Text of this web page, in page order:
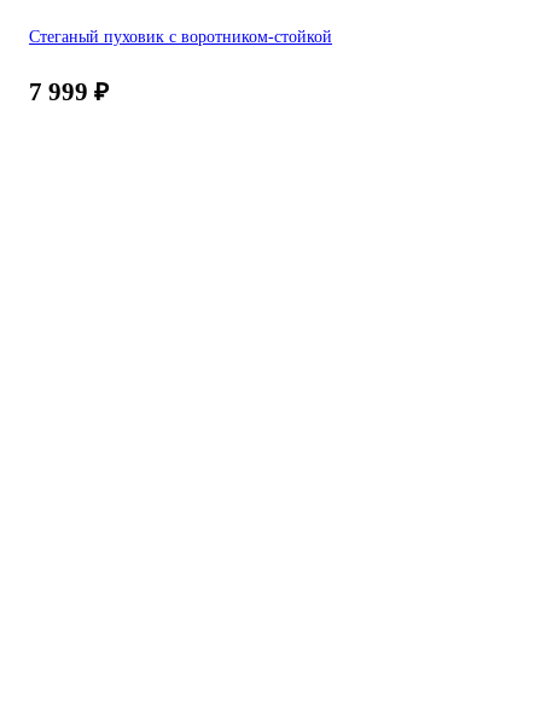
Стеганый пуховик с воротником-стойкой
7 999 ₽